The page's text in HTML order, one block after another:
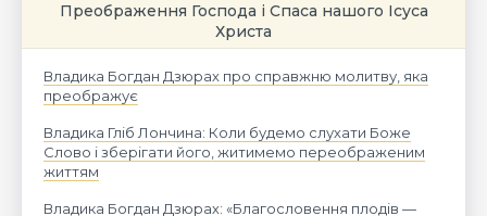
Преображення Господа і Спаса нашого Ісуса
Христа
Владика Богдан Дзюрах про справжню молитву, яка
преображує
Владика Гліб Лончина: Коли будемо слухати Боже
Слово і зберігати його, житимемо переображеним
життям
Владика Богдан Дзюрах: «Благословення плодів —